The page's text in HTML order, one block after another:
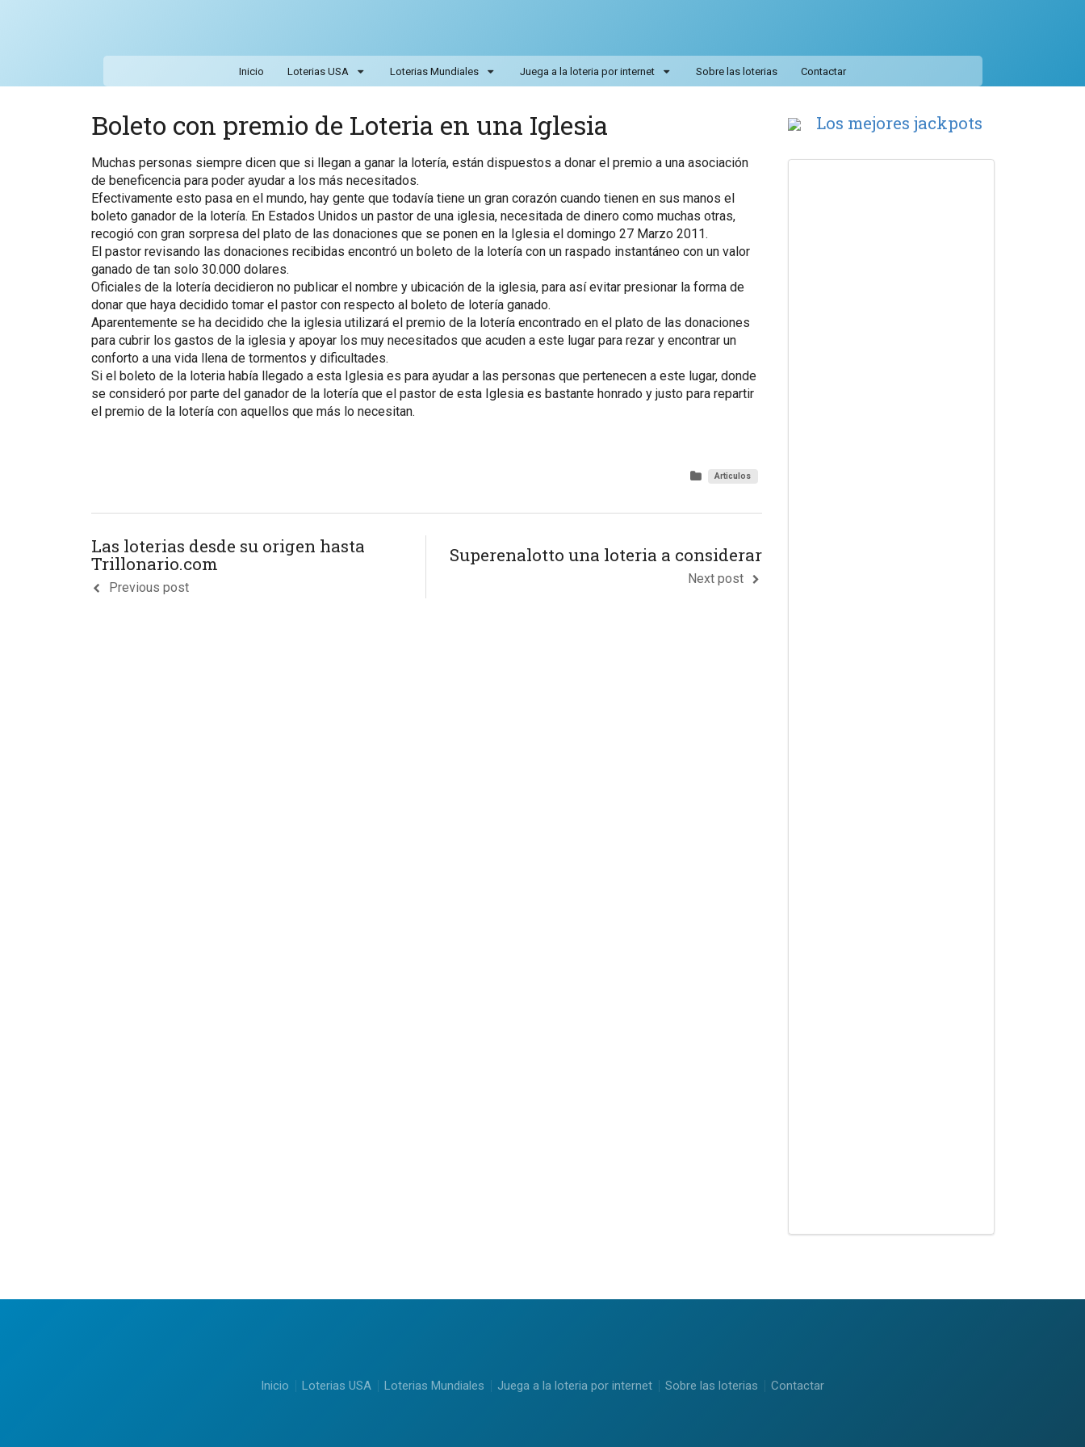
Inicio Loterias USA Loterias Mundiales Juega a la loteria por internet Sobre las loterias Contactar
Boleto con premio de Loteria en una Iglesia
Muchas personas siempre dicen que si llegan a ganar la lotería, están dispuestos a donar el premio a una asociación
de beneficencia para poder ayudar a los más necesitados.
Efectivamente esto pasa en el mundo, hay gente que todavía tiene un gran corazón cuando tienen en sus manos el
boleto ganador de la lotería. En Estados Unidos un pastor de una iglesia, necesitada de dinero como muchas otras,
recogió con gran sorpresa del plato de las donaciones que se ponen en la Iglesia el domingo 27 Marzo 2011.
El pastor revisando las donaciones recibidas encontró un boleto de la lotería con un raspado instantáneo con un valor
ganado de tan solo 30.000 dolares.
Oficiales de la lotería decidieron no publicar el nombre y ubicación de la iglesia, para así evitar presionar la forma de
donar que haya decidido tomar el pastor con respecto al boleto de lotería ganado.
Aparentemente se ha decidido che la iglesia utilizará el premio de la lotería encontrado en el plato de las donaciones
para cubrir los gastos de la iglesia y apoyar los muy necesitados que acuden a este lugar para rezar y encontrar un
conforto a una vida llena de tormentos y dificultades.
Si el boleto de la loteria había llegado a esta Iglesia es para ayudar a las personas que pertenecen a este lugar, donde
se consideró por parte del ganador de la lotería que el pastor de esta Iglesia es bastante honrado y justo para repartir
el premio de la lotería con aquellos que más lo necesitan.
Articulos
Las loterias desde su origen hasta
Trillonario.com
Previous post
Superenalotto una loteria a considerar
Next post
Los mejores jackpots
Inicio Loterias USA Loterias Mundiales Juega a la loteria por internet Sobre las loterias Contactar